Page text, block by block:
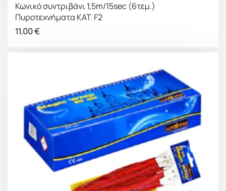
Κωνικό συντριβάνι 1,5m/15sec (6τεμ.)
Πυροτεχνήματα ΚΑΤ. F2
11.00€